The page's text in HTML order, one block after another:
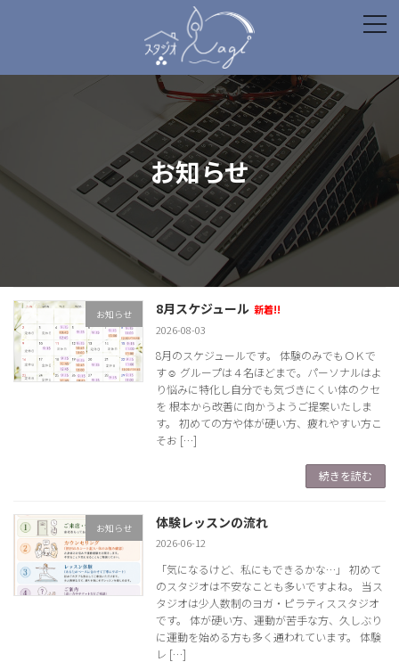
ツ
プ
シ
動
お知らせ
お知らせ 8月スケジュール 新着!!
2026-08-03
8月のスケジュールです。 体験のみでもＯＫで
す☺ グループは４名ほどまで。パーソナルはよ
り悩みに特化し自分でも気づきにくい体のクセ
を 根本から改善に向かうようご提案いたしま
す。 初めての方や体が硬い方、疲れやすい方こ
そお […]
続きを読む
お知らせ 体験レッスンの流れ
2026-06-12
「気になるけど、私にもできるかな…」 初めて
のスタジオは不安なことも多いですよね。 当ス
タジオは少人数制のヨガ・ピラティススタジオ
です。 体が硬い方、運動が苦手な方、久しぶり
に運動を始める方も多く通われています。 体験
レ […]